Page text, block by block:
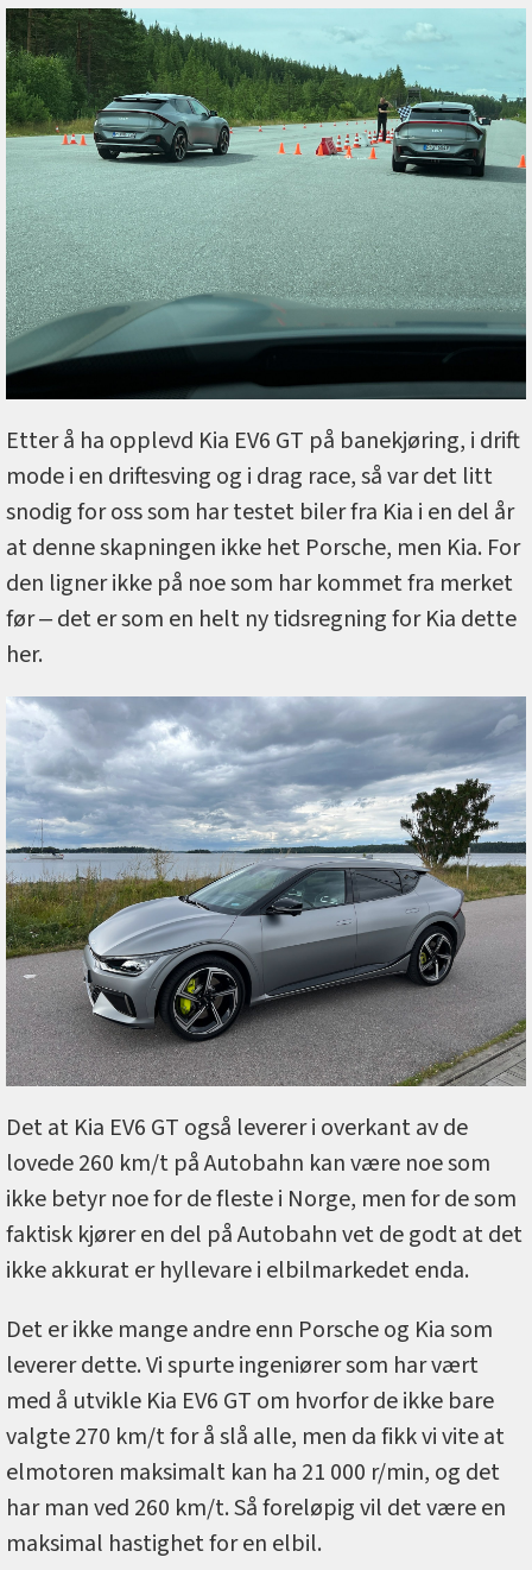
Etter å ha opplevd Kia EV6 GT på banekjøring, i drift
mode i en driftesving og i drag race, så var det litt
snodig for oss som har testet biler fra Kia i en del år
at denne skapningen ikke het Porsche, men Kia. For
den ligner ikke på noe som har kommet fra merket
før ‒ det er som en helt ny tidsregning for Kia dette
her.
Det at Kia EV6 GT også leverer i overkant av de
lovede 260 km/t på Autobahn kan være noe som
ikke betyr noe for de fleste i Norge, men for de som
faktisk kjører en del på Autobahn vet de godt at det
ikke akkurat er hyllevare i elbilmarkedet enda.
Det er ikke mange andre enn Porsche og Kia som
leverer dette. Vi spurte ingeniører som har vært
med å utvikle Kia EV6 GT om hvorfor de ikke bare
valgte 270 km/t for å slå alle, men da fikk vi vite at
elmotoren maksimalt kan ha 21 000 r/min, og det
har man ved 260 km/t. Så foreløpig vil det være en
maksimal hastighet for en elbil.